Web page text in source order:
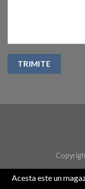
Acesta este un